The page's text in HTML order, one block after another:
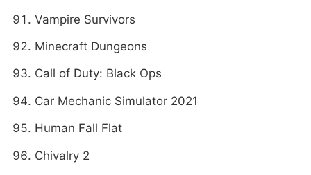
Vampire Survivors
Minecraft Dungeons
Call of Duty: Black Ops
Car Mechanic Simulator 2021
Human Fall Flat
Chivalry 2